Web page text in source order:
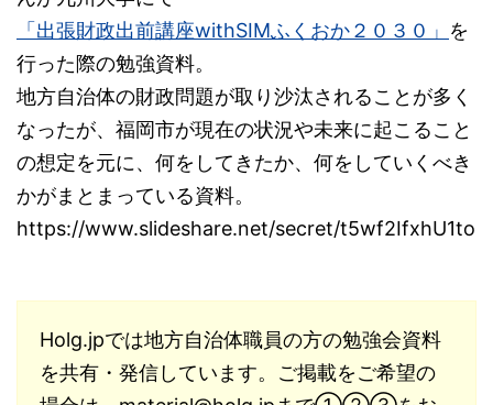
「出張財政出前講座withSIMふくおか２０３０」 を
行った際の勉強資料。
地方自治体の財政問題が取り沙汰されることが多く
なったが、福岡市が現在の状況や未来に起こること
の想定を元に、何をしてきたか、何をしていくべき
かがまとまっている資料。
https://www.slideshare.net/secret/t5wf2IfxhU1to
Holg.jpでは地方自治体職員の方の勉強会資料
を共有・発信しています。ご掲載をご希望の